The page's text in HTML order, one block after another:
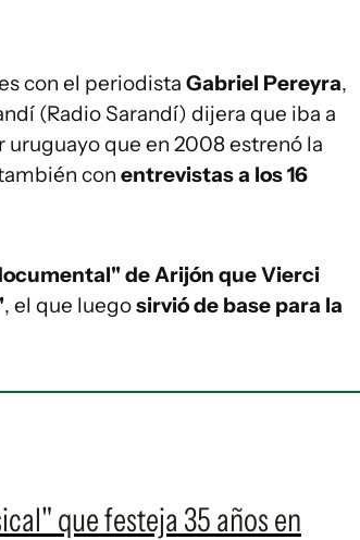
con el periodista Gabriel Pereyra,
(Radio Sarandí) dijera que iba a
uruguayo que en 2008 estrenó la
con entrevistas a los 16
de Arijón que Vierci
, el que luegosirvió de base para la
que festeja 35 años en